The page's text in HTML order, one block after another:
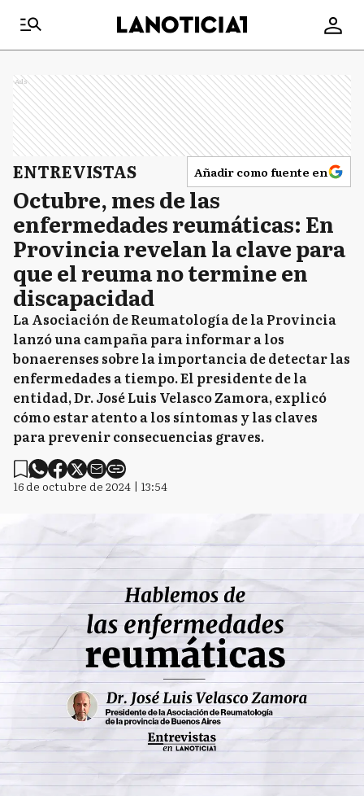
Ads
ENTREVISTAS Añadir como fuente en
Octubre, mes de las
enfermedades reumáticas: En
Provincia revelan la clave para
que el reuma no termine en
discapacidad
La Asociación de Reumatología de la Provincia
lanzó una campaña para informar a los
bonaerenses sobre la importancia de detectar las
enfermedades a tiempo. El presidente de la
entidad, Dr. José Luis Velasco Zamora, explicó
cómo estar atento a los síntomas y las claves
para prevenir consecuencias graves.
16 de octubre de 2024 | 13:54